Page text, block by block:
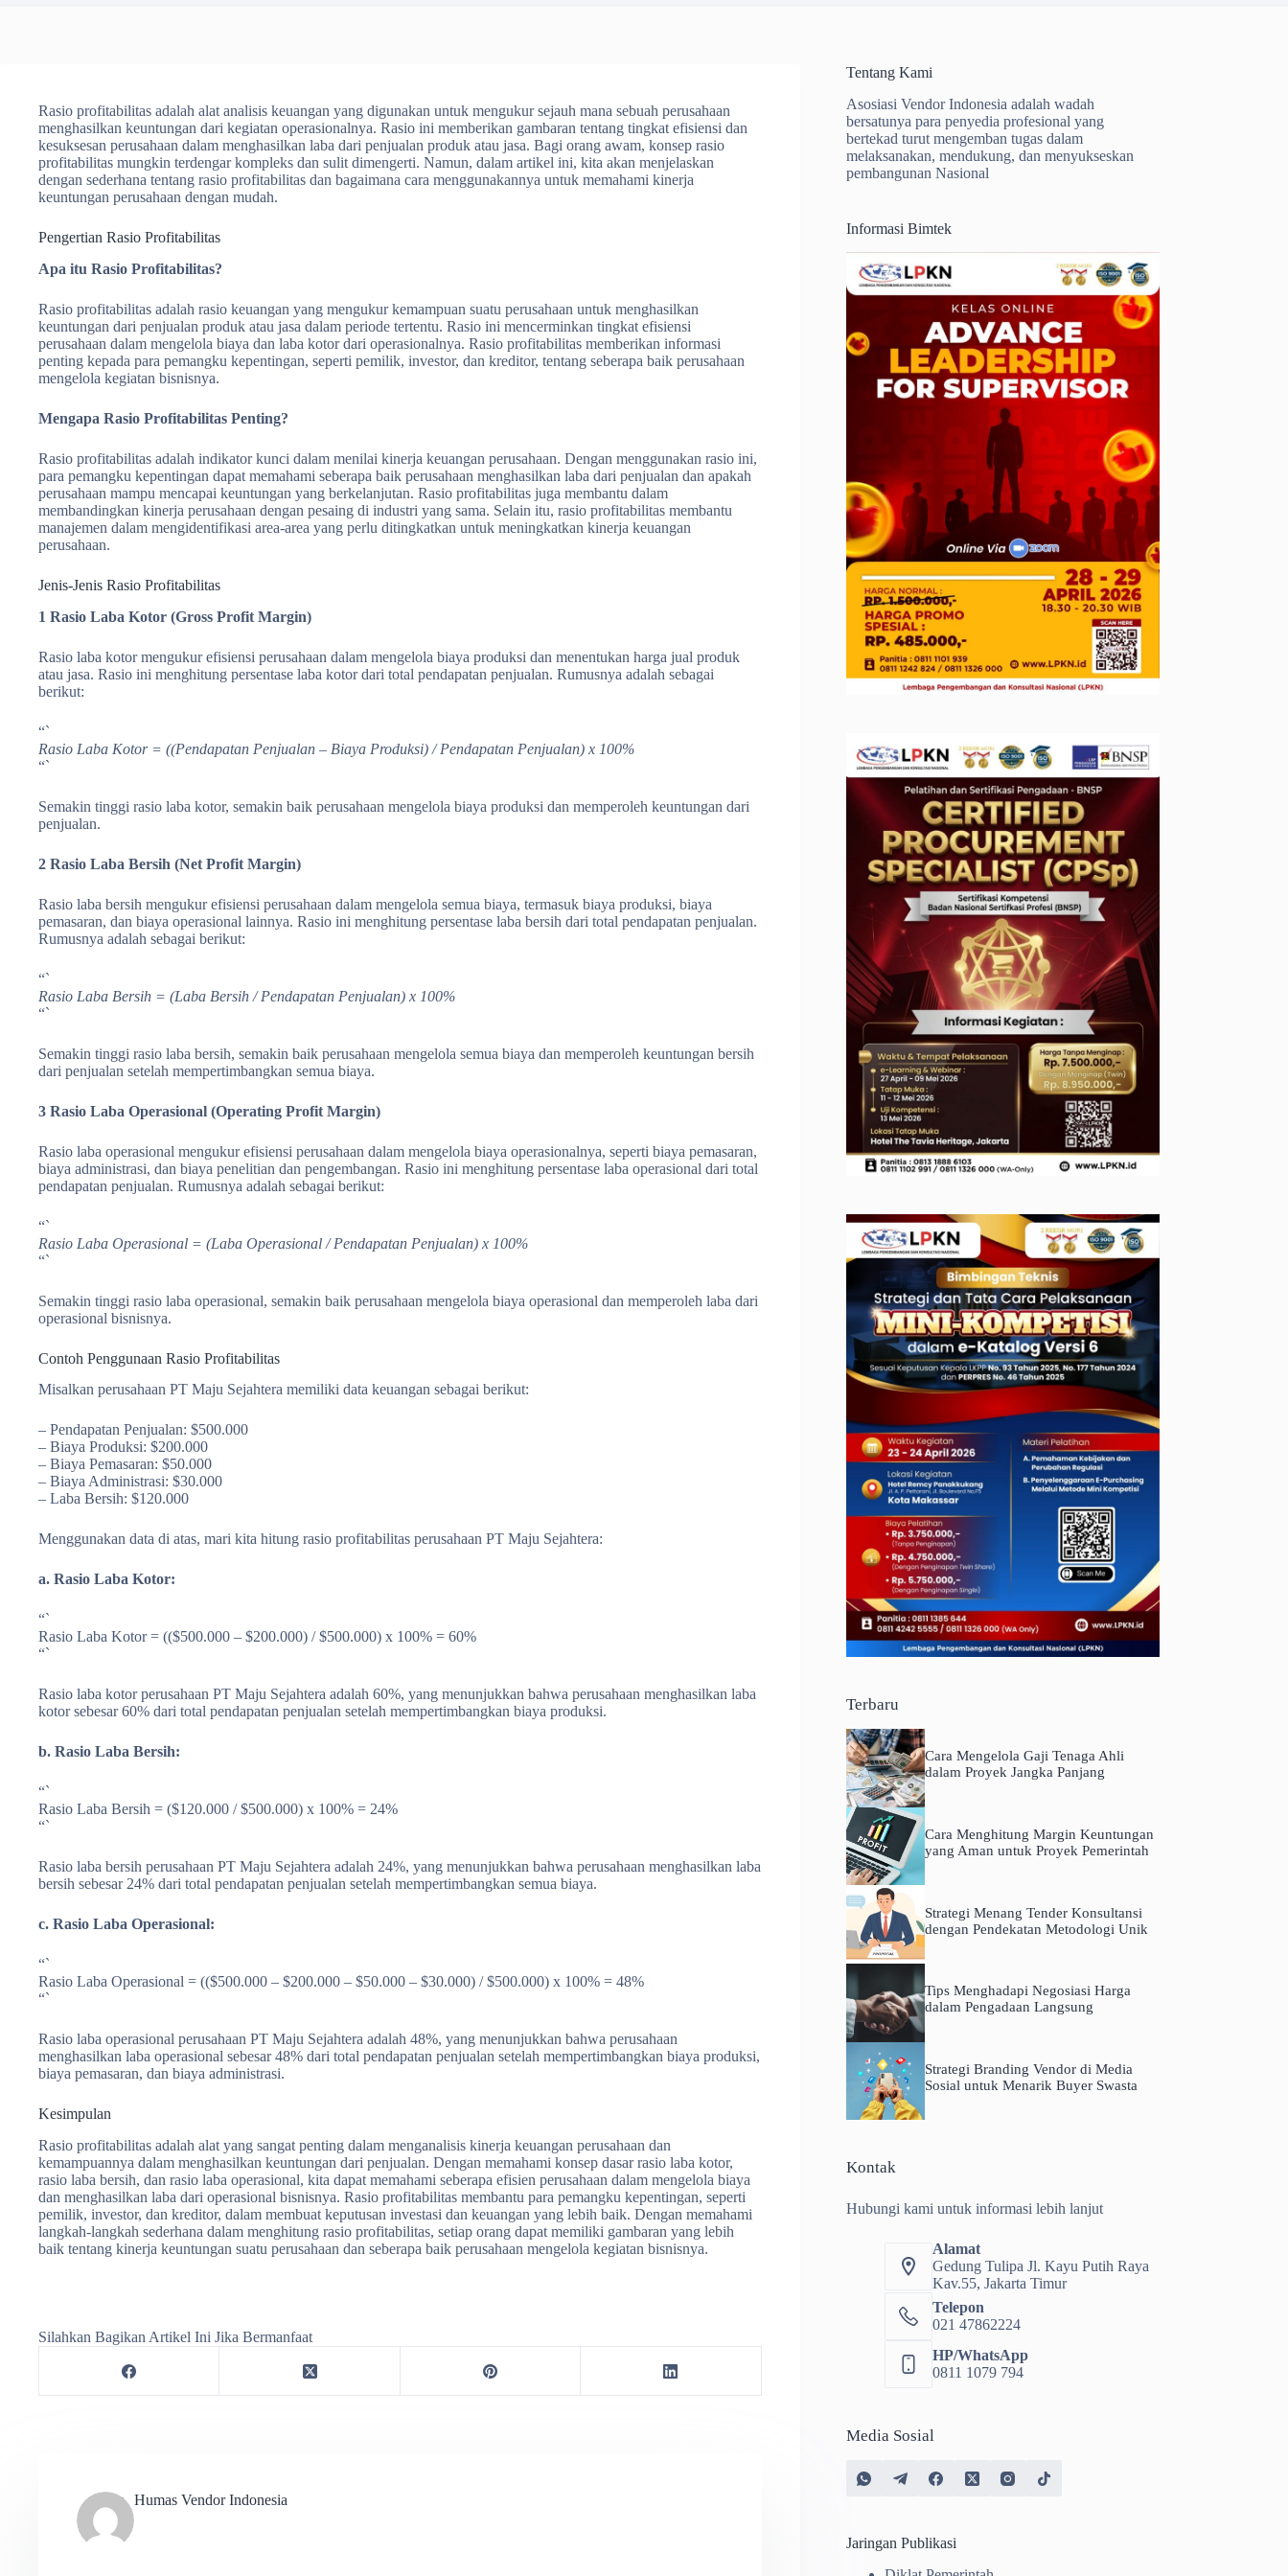
Rasio profitabilitas adalah alat analisis keuangan yang digunakan untuk mengukur sejauh mana sebuah perusahaan
menghasilkan keuntungan dari kegiatan operasionalnya. Rasio ini memberikan gambaran tentang tingkat efisiensi dan
kesuksesan perusahaan dalam menghasilkan laba dari penjualan produk atau jasa. Bagi orang awam, konsep rasio
profitabilitas mungkin terdengar kompleks dan sulit dimengerti. Namun, dalam artikel ini, kita akan menjelaskan
dengan sederhana tentang rasio profitabilitas dan bagaimana cara menggunakannya untuk memahami kinerja
keuntungan perusahaan dengan mudah.
Pengertian Rasio Profitabilitas
Apa itu Rasio Profitabilitas?
Rasio profitabilitas adalah rasio keuangan yang mengukur kemampuan suatu perusahaan untuk menghasilkan
keuntungan dari penjualan produk atau jasa dalam periode tertentu. Rasio ini mencerminkan tingkat efisiensi
perusahaan dalam mengelola biaya dan laba kotor dari operasionalnya. Rasio profitabilitas memberikan informasi
penting kepada para pemangku kepentingan, seperti pemilik, investor, dan kreditor, tentang seberapa baik perusahaan
mengelola kegiatan bisnisnya.
Mengapa Rasio Profitabilitas Penting?
Rasio profitabilitas adalah indikator kunci dalam menilai kinerja keuangan perusahaan. Dengan menggunakan rasio ini,
para pemangku kepentingan dapat memahami seberapa baik perusahaan menghasilkan laba dari penjualan dan apakah
perusahaan mampu mencapai keuntungan yang berkelanjutan. Rasio profitabilitas juga membantu dalam
membandingkan kinerja perusahaan dengan pesaing di industri yang sama. Selain itu, rasio profitabilitas membantu
manajemen dalam mengidentifikasi area-area yang perlu ditingkatkan untuk meningkatkan kinerja keuangan
perusahaan.
Jenis-Jenis Rasio Profitabilitas
1 Rasio Laba Kotor (Gross Profit Margin)
Rasio laba kotor mengukur efisiensi perusahaan dalam mengelola biaya produksi dan menentukan harga jual produk
atau jasa. Rasio ini menghitung persentase laba kotor dari total pendapatan penjualan. Rumusnya adalah sebagai
berikut:
“`
Rasio Laba Kotor = ((Pendapatan Penjualan – Biaya Produksi) / Pendapatan Penjualan) x 100%
“`
Semakin tinggi rasio laba kotor, semakin baik perusahaan mengelola biaya produksi dan memperoleh keuntungan dari
penjualan.
2 Rasio Laba Bersih (Net Profit Margin)
Rasio laba bersih mengukur efisiensi perusahaan dalam mengelola semua biaya, termasuk biaya produksi, biaya
pemasaran, dan biaya operasional lainnya. Rasio ini menghitung persentase laba bersih dari total pendapatan penjualan.
Rumusnya adalah sebagai berikut:
“`
Rasio Laba Bersih = (Laba Bersih / Pendapatan Penjualan) x 100%
“`
Semakin tinggi rasio laba bersih, semakin baik perusahaan mengelola semua biaya dan memperoleh keuntungan bersih
dari penjualan setelah mempertimbangkan semua biaya.
3 Rasio Laba Operasional (Operating Profit Margin)
Rasio laba operasional mengukur efisiensi perusahaan dalam mengelola biaya operasionalnya, seperti biaya pemasaran,
biaya administrasi, dan biaya penelitian dan pengembangan. Rasio ini menghitung persentase laba operasional dari total
pendapatan penjualan. Rumusnya adalah sebagai berikut:
“`
Rasio Laba Operasional = (Laba Operasional / Pendapatan Penjualan) x 100%
“`
Semakin tinggi rasio laba operasional, semakin baik perusahaan mengelola biaya operasional dan memperoleh laba dari
operasional bisnisnya.
Contoh Penggunaan Rasio Profitabilitas
Misalkan perusahaan PT Maju Sejahtera memiliki data keuangan sebagai berikut:
– Pendapatan Penjualan: $500.000
– Biaya Produksi: $200.000
– Biaya Pemasaran: $50.000
– Biaya Administrasi: $30.000
– Laba Bersih: $120.000
Menggunakan data di atas, mari kita hitung rasio profitabilitas perusahaan PT Maju Sejahtera:
a. Rasio Laba Kotor:
“`
Rasio Laba Kotor = (($500.000 – $200.000) / $500.000) x 100% = 60%
“`
Rasio laba kotor perusahaan PT Maju Sejahtera adalah 60%, yang menunjukkan bahwa perusahaan menghasilkan laba
kotor sebesar 60% dari total pendapatan penjualan setelah mempertimbangkan biaya produksi.
b. Rasio Laba Bersih:
“`
Rasio Laba Bersih = ($120.000 / $500.000) x 100% = 24%
“`
Rasio laba bersih perusahaan PT Maju Sejahtera adalah 24%, yang menunjukkan bahwa perusahaan menghasilkan laba
bersih sebesar 24% dari total pendapatan penjualan setelah mempertimbangkan semua biaya.
c. Rasio Laba Operasional:
“`
Rasio Laba Operasional = (($500.000 – $200.000 – $50.000 – $30.000) / $500.000) x 100% = 48%
“`
Rasio laba operasional perusahaan PT Maju Sejahtera adalah 48%, yang menunjukkan bahwa perusahaan
menghasilkan laba operasional sebesar 48% dari total pendapatan penjualan setelah mempertimbangkan biaya produksi,
biaya pemasaran, dan biaya administrasi.
Kesimpulan
Rasio profitabilitas adalah alat yang sangat penting dalam menganalisis kinerja keuangan perusahaan dan
kemampuannya dalam menghasilkan keuntungan dari penjualan. Dengan memahami konsep dasar rasio laba kotor,
rasio laba bersih, dan rasio laba operasional, kita dapat memahami seberapa efisien perusahaan dalam mengelola biaya
dan menghasilkan laba dari operasional bisnisnya. Rasio profitabilitas membantu para pemangku kepentingan, seperti
pemilik, investor, dan kreditor, dalam membuat keputusan investasi dan keuangan yang lebih baik. Dengan memahami
langkah-langkah sederhana dalam menghitung rasio profitabilitas, setiap orang dapat memiliki gambaran yang lebih
baik tentang kinerja keuntungan suatu perusahaan dan seberapa baik perusahaan mengelola kegiatan bisnisnya.
Silahkan Bagikan Artikel Ini Jika Bermanfaat
Humas Vendor Indonesia
Tentang Kami
Asosiasi Vendor Indonesia adalah wadah
bersatunya para penyedia profesional yang
bertekad turut mengemban tugas dalam
melaksanakan, mendukung, dan menyukseskan
pembangunan Nasional
Informasi Bimtek
Terbaru
Cara Mengelola Gaji Tenaga Ahli
dalam Proyek Jangka Panjang
Cara Menghitung Margin Keuntungan
yang Aman untuk Proyek Pemerintah
Strategi Menang Tender Konsultansi
dengan Pendekatan Metodologi Unik
Tips Menghadapi Negosiasi Harga
dalam Pengadaan Langsung
Strategi Branding Vendor di Media
Sosial untuk Menarik Buyer Swasta
Kontak
Hubungi kami untuk informasi lebih lanjut
Alamat
Gedung Tulipa Jl. Kayu Putih Raya
Kav.55, Jakarta Timur
Telepon
021 47862224
HP/WhatsApp
0811 1079 794
Media Sosial
Jaringan Publikasi